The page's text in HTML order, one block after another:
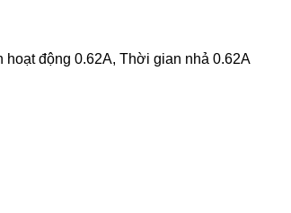
động 0.62A, Thời gian nhả 0.62A